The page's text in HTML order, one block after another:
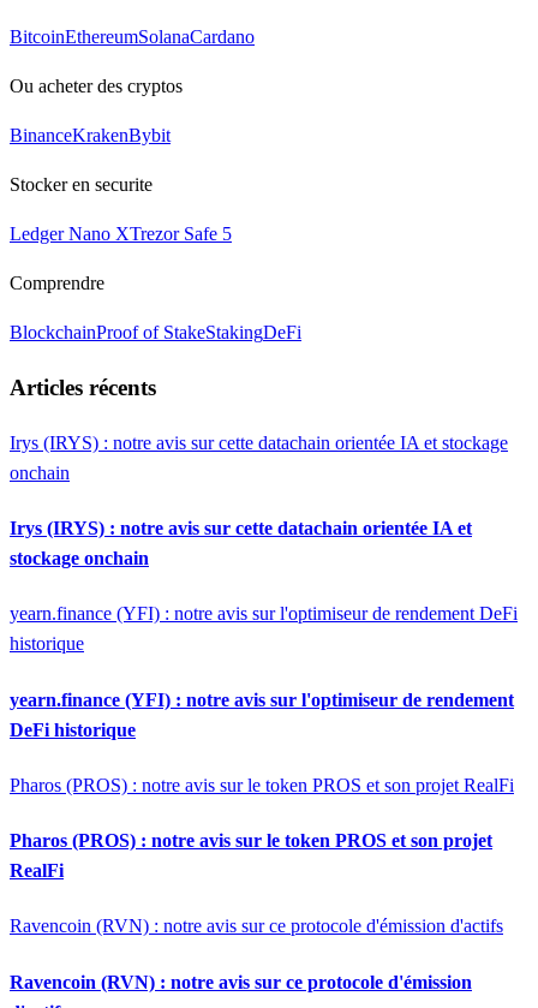
BitcoinEthereumSolanaCardano
Ou acheter des cryptos
BinanceKrakenBybit
Stocker en securite
Ledger Nano XTrezor Safe 5
Comprendre
BlockchainProof of StakeStakingDeFi
Articles récents
Irys (IRYS) : notre avis sur cette datachain orientée IA et stockage
onchain
Irys (IRYS) : notre avis sur cette datachain orientée IA et
stockage onchain
yearn.finance (YFI) : notre avis sur l'optimiseur de rendement DeFi
historique
yearn.finance (YFI) : notre avis sur l'optimiseur de rendement
DeFi historique
Pharos (PROS) : notre avis sur le token PROS et son projet RealFi
Pharos (PROS) : notre avis sur le token PROS et son projet
RealFi
Ravencoin (RVN) : notre avis sur ce protocole d'émission d'actifs
Ravencoin (RVN) : notre avis sur ce protocole d'émission